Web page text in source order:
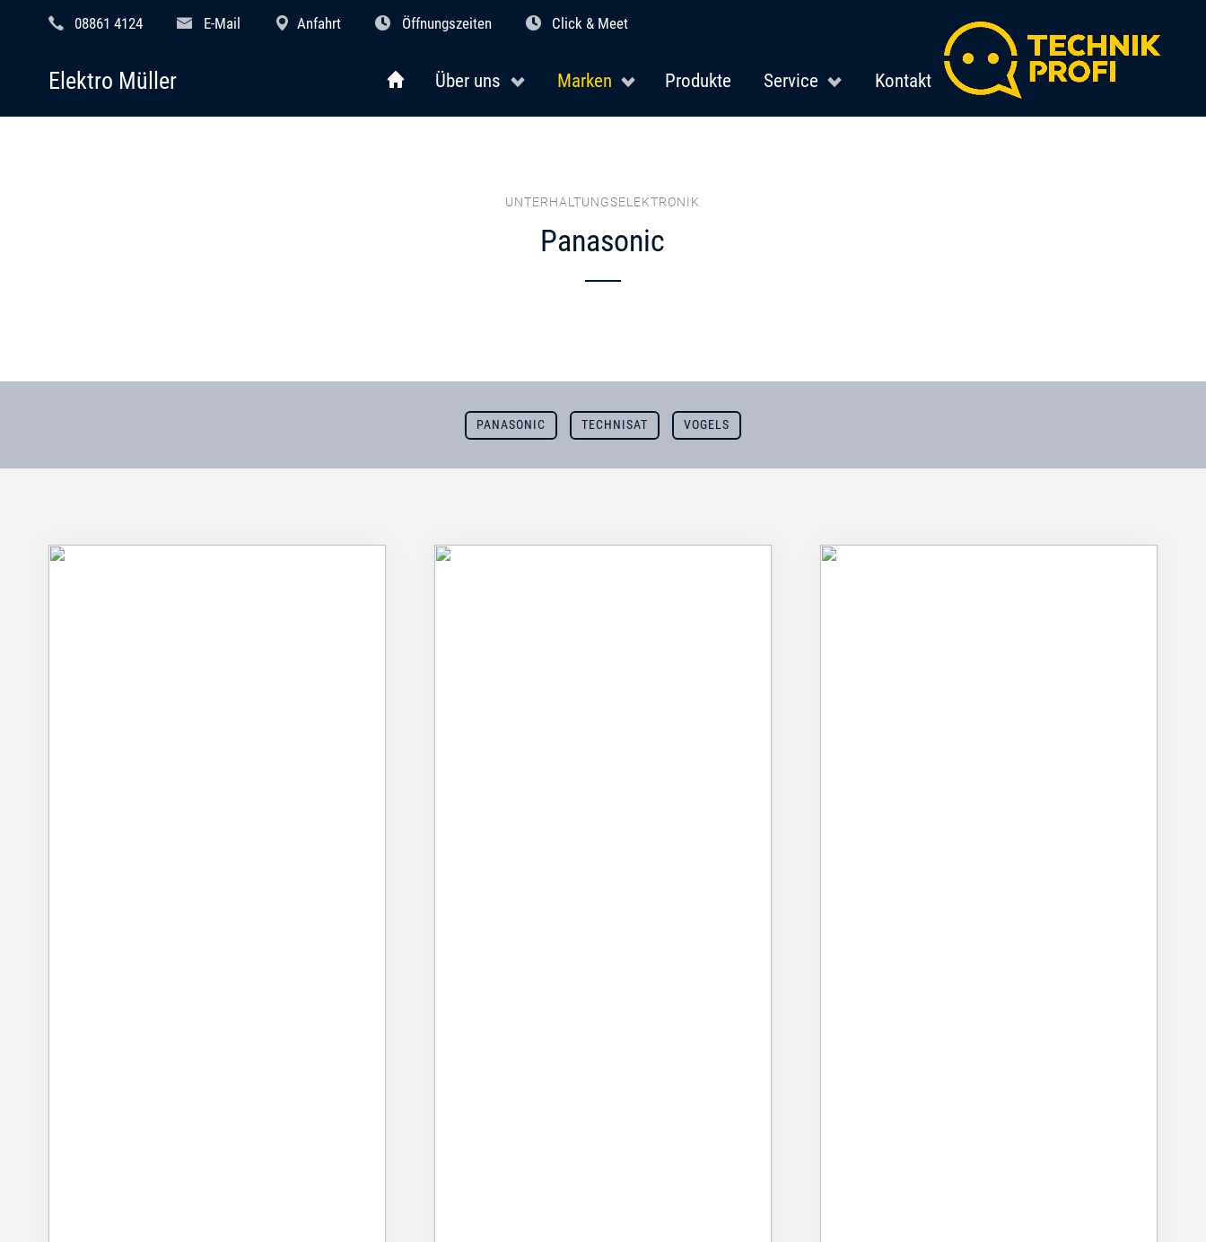
08861 4124 E-Mail Anfahrt Öffnungszeiten Click & Meet
Über uns Marken Produkte Service Kontakt
Elektro Müller
UNTERHALTUNGSELEKTRONIK
Panasonic
PANASONIC TECHNISAT VOGELS